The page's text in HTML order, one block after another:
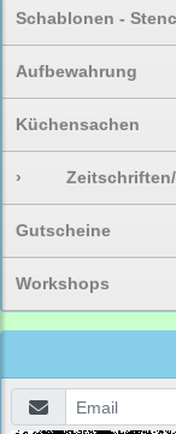
Schablonen -
Aufbewahrung
Küchensachen
› Zeitschriften/
Gutscheine
Workshops